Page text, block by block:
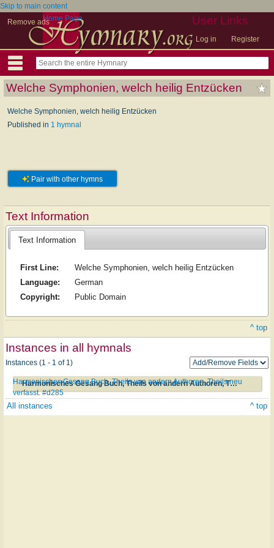
Skip to main content
Remove ads
User Links
Log in Register
Home Page
Welche Symphonien, welch heilig Entzücken
Welche Symphonien, welch heilig Entzücken
Published in 1 hymnal
Pair with other hymns
Text Information
Text Information
First Line:
Welche Symphonien, welch heilig Entzücken
Language:
German
Copyright:
Public Domain
^ top
Instances in all hymnals
Instances (1 - 1 of 1)
Harmonisches Gesang Buch, Theils von andern Authoren, Theils neu verfasst. #d285
Harmonisches Gesang Buch, Theils von andern Authoren, Theils neu
verfasst. #d285
All instances ^ top